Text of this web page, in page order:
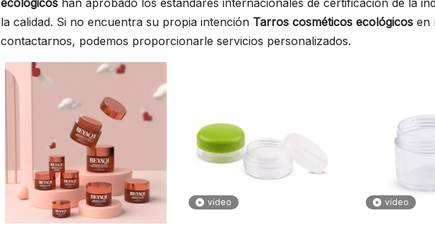
ecológicoshan aprobado los estándares internacionales de certificación de la
la calidad. Si no encuentra su propia intención Tarros cosméticos ecológicosen
contactarnos, podemos proporcionarle servicios personalizados.
vídeo vídeo